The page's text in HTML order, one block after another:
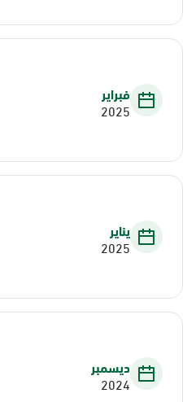
فبراير
2025
يناير
2025
ديسمبر
2024